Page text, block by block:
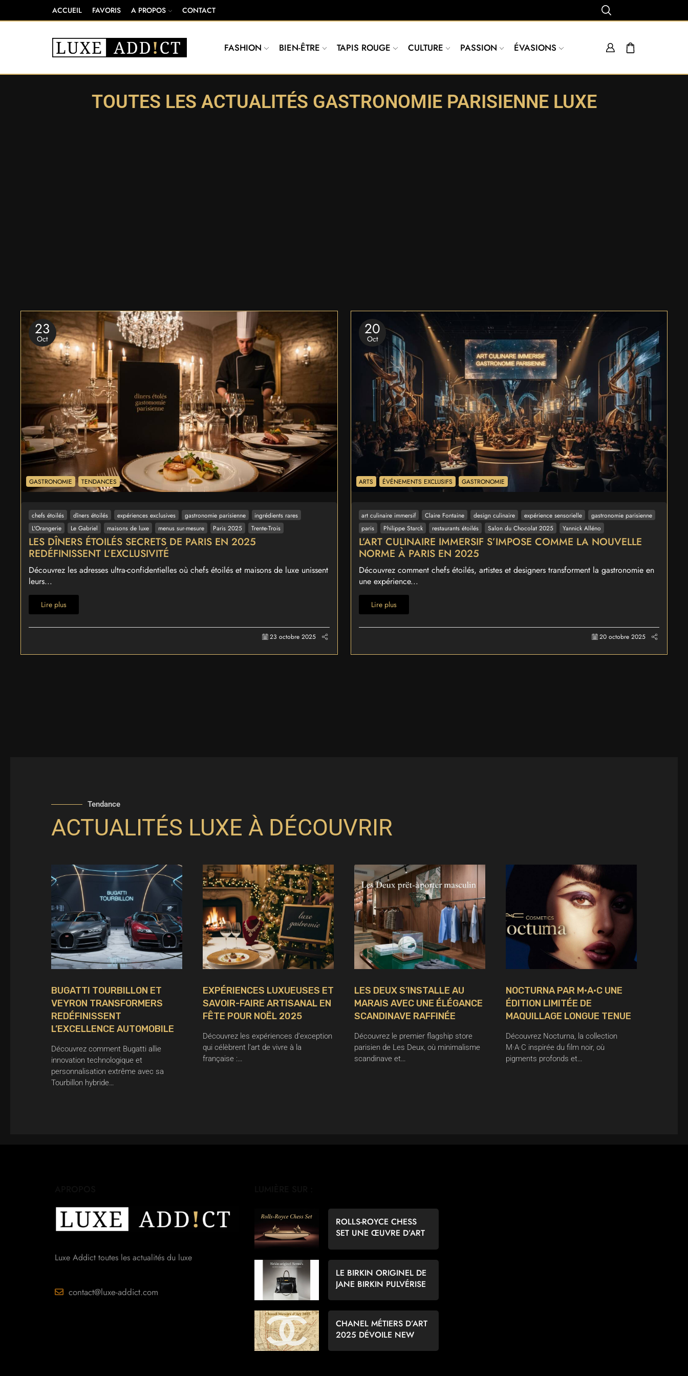
ACCUEIL FAVORIS A PROPOS CONTACT
FASHION BIEN-ÊTRE TAPIS ROUGE CULTURE PASSION ÉVASIONS
TOUTES LES ACTUALITÉS GASTRONOMIE PARISIENNE LUXE
23
Oct
GASTRONOMIE TENDANCES
chefs étoilés dîners étoilés expériences exclusives gastronomie parisienne
ingrédients rares
L'Orangerie
Le Gabriel maisons de luxe menus sur-mesure Paris 2025 Trente-Trois
LES DÎNERS ÉTOILÉS SECRETS DE PARIS EN 2025
REDÉFINISSENT L’EXCLUSIVITÉ
Découvrez les adresses ultra-confidentielles où chefs étoilés et maisons de luxe unissent
leurs...
Lire plus
23 octobre 2025
20
Oct
ARTS ÉVÉNEMENTS EXCLUSIFS GASTRONOMIE
art culinaire immersif Claire Fontaine design culinaire expérience sensorielle
gastronomie parisienne
paris
Philippe Starck restaurants étoilés Salon du Chocolat 2025 Yannick Alléno
L’ART CULINAIRE IMMERSIF S’IMPOSE COMME LA NOUVELLE
NORME À PARIS EN 2025
Découvrez comment chefs étoilés, artistes et designers transforment la gastronomie en
une expérience...
Lire plus
20 octobre 2025
Tendance
ACTUALITÉS LUXE À DÉCOUVRIR
BUGATTI TOURBILLON ET
VEYRON TRANSFORMERS
REDÉFINISSENT
L’EXCELLENCE AUTOMOBILE
Découvrez comment Bugatti allie
innovation technologique et
personnalisation extrême avec sa
Tourbillon hybride…
EXPÉRIENCES LUXUEUSES ET
SAVOIR-FAIRE ARTISANAL EN
FÊTE POUR NOËL 2025
Découvrez les expériences d’exception
qui célèbrent l’art de vivre à la
française :…
LES DEUX S’INSTALLE AU
MARAIS AVEC UNE ÉLÉGANCE
SCANDINAVE RAFFINÉE
Découvrez le premier flagship store
parisien de Les Deux, où minimalisme
scandinave et…
NOCTURNA PAR M·A·C UNE
ÉDITION LIMITÉE DE
MAQUILLAGE LONGUE TENUE
Découvrez Nocturna, la collection
M·A·C inspirée du film noir, où
pigments profonds et…
Luxe Addict toutes les actualités du luxe
contact@luxe-addict.com
ROLLS-ROYCE CHESS
SET UNE ŒUVRE D’ART
LE BIRKIN ORIGINEL DE
JANE BIRKIN PULVÉRISE
CHANEL MÉTIERS D’ART
2025 DÉVOILE NEW